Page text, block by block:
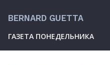
BERNARD GUETTA
ГАЗЕТА ПОНЕДЕЛЬНИКА